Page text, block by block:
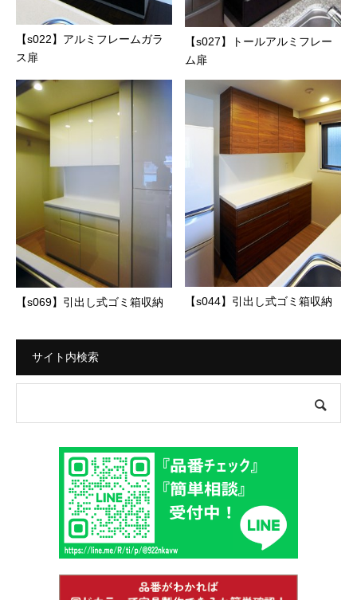
【s022】アルミフレームガラ
ス扉
【s027】トールアルミフレー
ム扉
【s069】引出し式ゴミ箱収納 【s044】引出し式ゴミ箱収納
サイト内検索